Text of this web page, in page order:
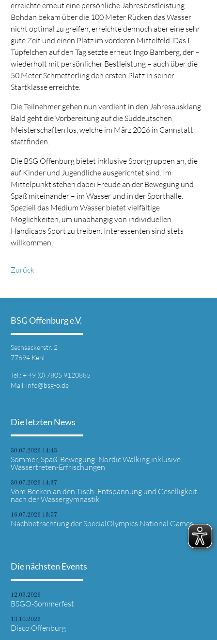
erreichte erneut eine persönliche Jahresbestleistung.
Bohdan bekam über die 100 Meter Rücken das Wasser
nicht optimal zu greifen, erreichte dennoch aber eine sehr
gute Zeit und einen Platz im vorderen Mittelfeld. Das I-
Tüpfelchen auf den Tag setzte erneut Ingo Bamberg, der –
wiederholt mit persönlicher Bestleistung – auch über die
50 Meter Schmetterling den ersten Platz in seiner
Startklasse erreichte.
Die Teilnehmer gehen nun verdient in den Jahresausklang.
Bald geht die Vorbereitung auf die Süddeutschen
Meisterschaften los, welche im März 2026 in Cannstatt
stattfinden.
Die BSG Offenburg bietet inklusive Sportgruppen an, die
auf Kinder und Jugendliche ausgerichtet sind. Im
Mittelpunkt stehen dabei Freude an der Bewegung und
Spaß miteinander – im Wasser und in der Sporthalle.
Speziell das Medium Wasser bietet vielfältige
Möglichkeiten, um unabhängig von individuellen
Handicaps Sport zu treiben. Interessenten sind stets
willkommen.
Zurück
BSG Offenburg e.V.
Sechsackerstr. 2
77694 Kehl
Tel.: + 49 (0) 7805 9120885
Mail: info@bsg-o.de
Die letzten News
30.07.2026 14:43
Sommer, Spaß, Bewegung: Nordic Walking inklusive
Wassertreten-Erfrischungen
30.07.2026 14:37
Vom Becken an den Tisch: Entspannung und Geselligkeit
nach der Wassergymnastik
16.07.2026 13:57
Nachbetrachtung der SpecialOlympics National Games
Die nächsten Events
12.09.2026
BSGO-Sommerfest
13.10.2026
Disco Offenburg